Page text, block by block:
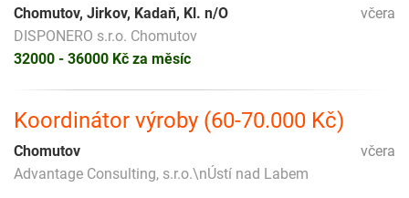
včera
Chomutov, Jirkov, Kadaň, Kl. n/O
DISPONERO s.r.o. Chomutov
32000 - 36000 Kč za měsíc
Koordinátor výroby (60-70.000 Kč)
včera
Chomutov
Advantage Consulting, s.r.o.\nÚstí nad Labem